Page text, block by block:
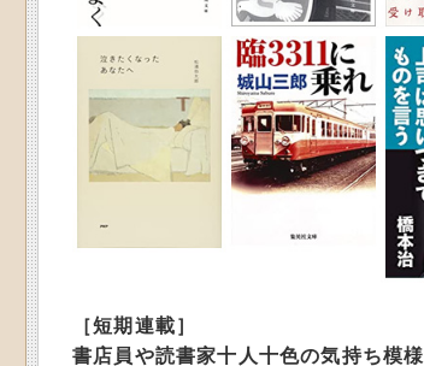
［短期連載］
書店員や読書家十人十色の気持ち模